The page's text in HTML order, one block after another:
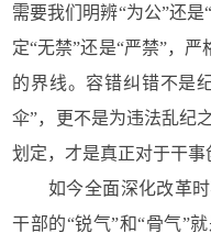
需要我们明辨“为公”还是
定“无禁”还是“严禁”，
的界线。容错纠错不是
伞”，更不是为违法乱纪
划定，才是真正对于干事
如今全面深化改革时
干部的“锐气”和“骨气”